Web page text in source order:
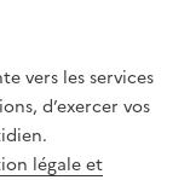
vers les services
d’exercer vos
légale et